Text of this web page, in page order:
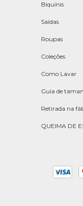
Biquínis
Saídas
Roupas
Coleções
Como Lavar
Guia de
Retirada na
QUEIMA DE